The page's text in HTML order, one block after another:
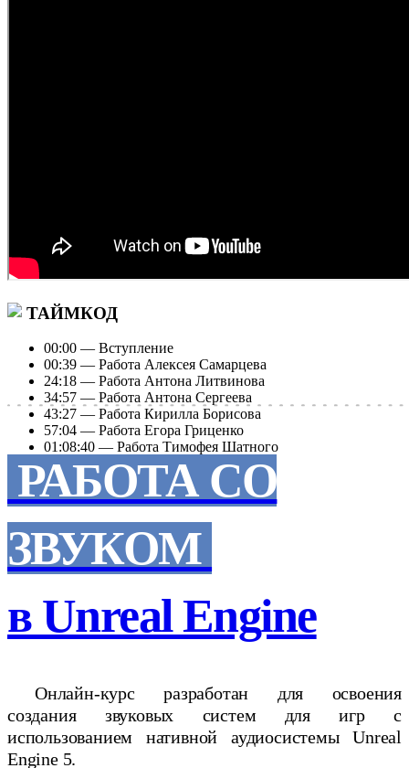
ТАЙМКОД
00:00 — Вступление
00:39 — Работа Алексея Самарцева
24:18 — Работа Антона Литвинова
34:57 — Работа Антона Сергеева
43:27 — Работа Кирилла Борисова
57:04 — Работа Егора Гриценко
01:08:40 — Работа Тимофея Шатного
РАБОТА СО
ЗВУКОМ
в Unreal Engine
Онлайн-курс разработан для освоения
создания звуковых систем для игр с
использованием нативной аудиосистемы Unreal
Engine 5.